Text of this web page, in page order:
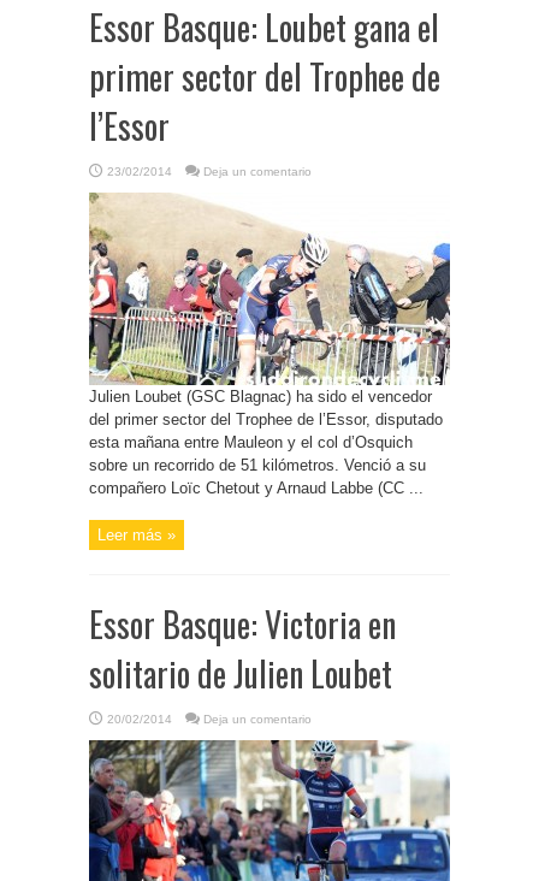
Essor Basque: Loubet gana el
primer sector del Trophee de
l’Essor
23/02/2014 Deja un comentario
Julien Loubet (GSC Blagnac) ha sido el vencedor
del primer sector del Trophee de l’Essor, disputado
esta mañana entre Mauleon y el col d’Osquich
sobre un recorrido de 51 kilómetros. Venció a su
compañero Loïc Chetout y Arnaud Labbe (CC ...
Leer más »
Essor Basque: Victoria en
solitario de Julien Loubet
20/02/2014 Deja un comentario